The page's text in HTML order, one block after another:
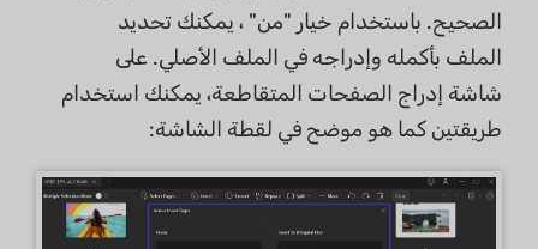
الصحيح. باستخدام خيار "من" ، يمكنك تحديد
الملف بأكمله وإدراجه في الملف الأصلي. على
شاشة إدراج الصفحات المتقاطعة، يمكنك استخدام
طريقتين كما هو موضح في لقطة الشاشة: